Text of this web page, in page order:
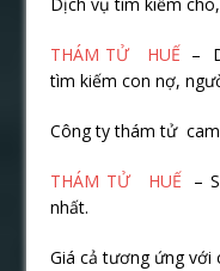
THÁM TỬ HUẾ –
tìm kiếm con nợ,
Công ty thám tử
THÁM TỬ HUẾ –
nhất.
Giá cả tương ứng với